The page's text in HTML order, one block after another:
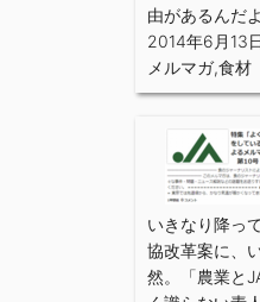
由があるんだ
2014年6月13
メルマガ,食材
いきなり降っ
協改革案に、
然。「農業と